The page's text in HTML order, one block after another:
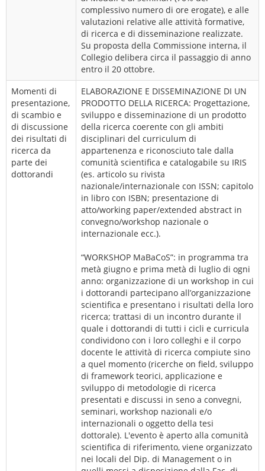
complessivo numero di ore erogate), e alle
valutazioni relative alle attività formative,
di ricerca e di disseminazione realizzate.
Su proposta della Commissione interna, il
Collegio delibera circa il passaggio di anno
entro il 20 ottobre.
Momenti di
presentazione,
di scambio e
di discussione
dei risultati di
ricerca da
parte dei
dottorandi
ELABORAZIONE E DISSEMINAZIONE DI UN
PRODOTTO DELLA RICERCA: Progettazione,
sviluppo e disseminazione di un prodotto
della ricerca coerente con gli ambiti
disciplinari del curriculum di
appartenenza e riconosciuto tale dalla
comunità scientifica e catalogabile su IRIS
(es. articolo su rivista
nazionale/internazionale con ISSN; capitolo
in libro con ISBN; presentazione di
atto/working paper/extended abstract in
convegno/workshop nazionale o
internazionale ecc.).
“WORKSHOP MaBaCoS”: in programma tra
metà giugno e prima metà di luglio di ogni
anno: organizzazione di un workshop in cui
i dottorandi partecipano all’organizzazione
scientifica e presentano i risultati della loro
ricerca; trattasi di un incontro durante il
quale i dottorandi di tutti i cicli e curricula
condividono con i loro colleghi e il corpo
docente le attività di ricerca compiute sino
a quel momento (ricerche on field, sviluppo
di framework teorici, applicazione e
sviluppo di metodologie di ricerca
presentati e discussi in seno a convegni,
seminari, workshop nazionali e/o
internazionali o oggetto della tesi
dottorale). L'evento è aperto alla comunità
scientifica di riferimento, viene organizzato
nei locali del Dip. di Management o in